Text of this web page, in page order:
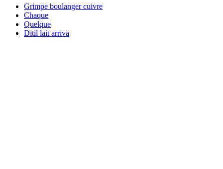
Grimpe boulanger cuivre
Chaque
Quelque
Ditil lait arriva